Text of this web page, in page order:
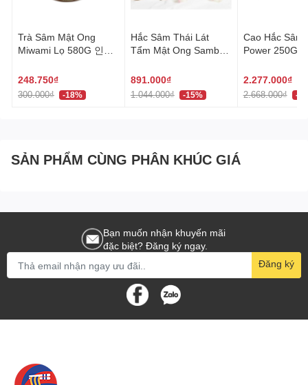
Trà Sâm Mật Ong
Miwami Lọ 580G 인삼
248.750₫
300.000₫ -18%
Hắc Sâm Thái Lát
Tẩm Mật Ong Sambok
Quốc 삼복 홍삼 절편
891.000₫
1.044.000₫ -15%
Cao Hắc Sâm
Power 250G
2.277.000₫
2.668.000₫ -
SẢN PHẨM CÙNG PHÂN KHÚC GIÁ
Bạn muốn nhận khuyến mãi
đặc biệt? Đăng ký ngay.
Đăng ký